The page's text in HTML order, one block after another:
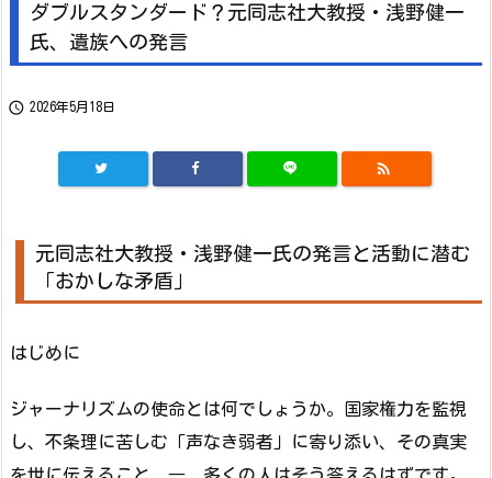
ダブルスタンダード？元同志社大教授・浅野健一
氏、遺族への発言
 2026年5月18日

元同志社大教授・浅野健一氏の発言と活動に潜む
「おかしな矛盾」
はじめに
ジャーナリズムの使命とは何でしょうか。国家権力を監視
し、不条理に苦しむ「声なき弱者」に寄り添い、その真実
を世に伝えること ― 多くの人はそう答えるはずです。